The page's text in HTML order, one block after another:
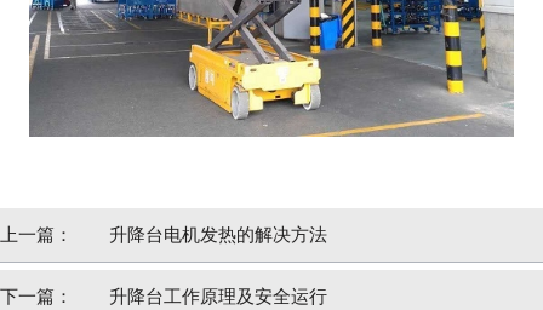
上一篇： 升降台电机发热的解决方法
下一篇： 升降台工作原理及安全运行